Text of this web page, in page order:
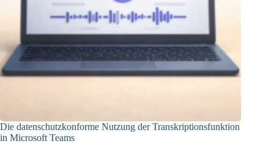
Die datenschutzkonforme Nutzung der Transkriptionsfunktion
in Microsoft Teams